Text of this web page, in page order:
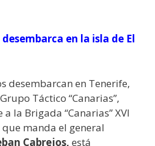
en la isla de El
desembarcan en Tenerife,
Táctico “Canarias”,
la Brigada “Canarias” XVI
que manda el general
Cabrejos, está